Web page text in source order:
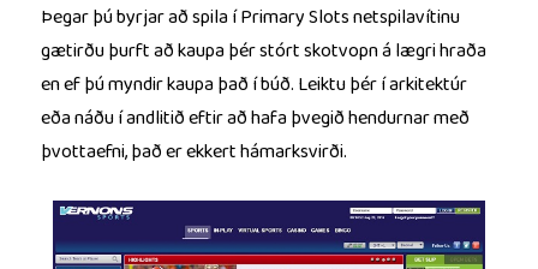
Þegar þú byrjar að spila í Primary Slots netspilavítinu
gætirðu þurft að kaupa þér stórt skotvopn á lægri hraða
en ef þú myndir kaupa það í búð. Leiktu þér í arkitektúr
eða náðu í andlitið eftir að hafa þvegið hendurnar með
þvottaefni, það er ekkert hámarksvirði.